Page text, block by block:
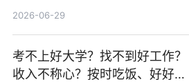
期股息每股人民币0.013元 每日
2026-06-29
考不上好大学？找不到好工作？
收入不称心？按时吃饭、好好睡